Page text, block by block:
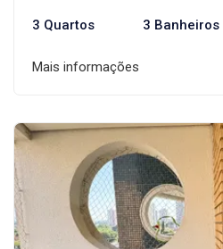
3 Quartos 3 Banheiros
Mais informações